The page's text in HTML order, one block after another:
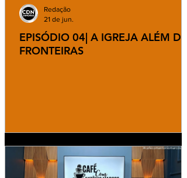
EPISÓDIO 04| A IGREJA ALÉM
FRONTEIRAS
Redação
21 de jun.